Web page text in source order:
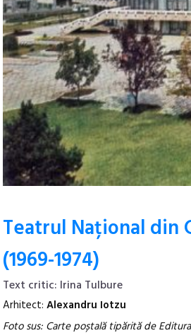
Teatrul Național din
(1969-1974)
Text critic: Irina Tulbure
Arhitect:Alexandru Iotzu
Foto sus: Carte poștală tipărită de